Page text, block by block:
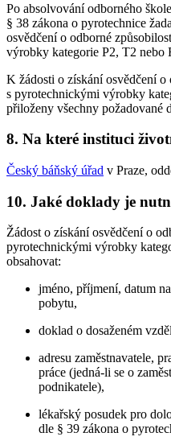
Po absolvování odborného
§ 38 zákona o pyrotechnice
osvědčení o odborné
výrobky kategorie P2, T2 nebo
K žádosti o získání osvědčení
s pyrotechnickými výrobky
přiloženy všechny požadované
8. Na které instituci
Český báňský úřad v Praze,
10. Jaké doklady je
Žádost o získání osvědčení o
pyrotechnickými výrobky
obsahovat:
jméno, příjmení, datum
pobytu,
doklad o dosaženém
adresu zaměstnavatele,
práce (jedná-li se o
podnikatele),
lékařský posudek pro
dle § 39 zákona o